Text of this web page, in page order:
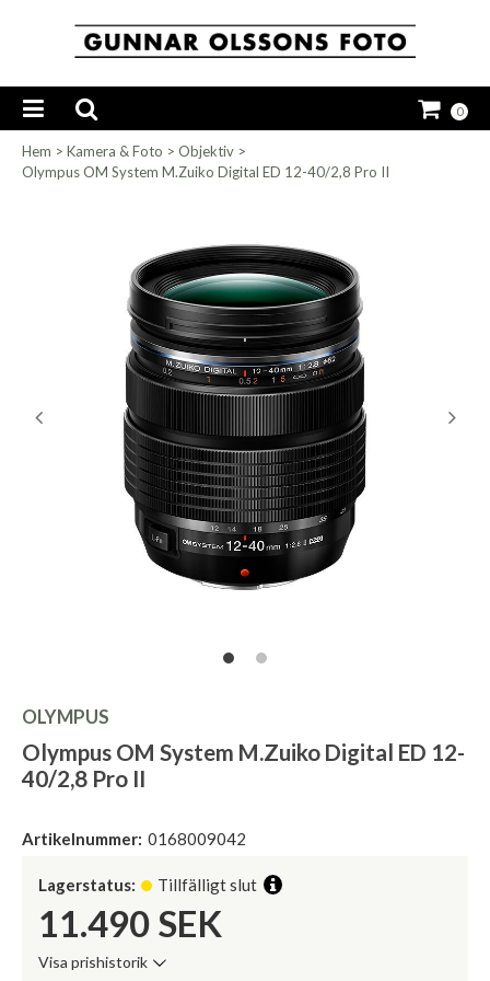
0
Hem > Kamera & Foto > Objektiv >
Olympus OM System M.Zuiko Digital ED 12-40/2,8 Pro II
OLYMPUS
Olympus OM System M.Zuiko Digital ED 12-
40/2,8 Pro II
Artikelnummer: 0168009042
Lagerstatus: Tillfälligt slut
11.490 SEK
Visa prishistorik